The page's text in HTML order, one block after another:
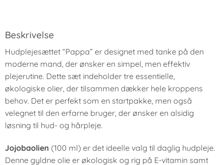
Beskrivelse
Hudplejesættet “Pappa” er designet med tanke på den
moderne mand, der ønsker en simpel, men effektiv
plejerutine. Dette sæt indeholder tre essentielle,
økologiske olier, der tilsammen dækker hele kroppens
behov. Det er perfekt som en startpakke, men også
velegnet til den erfarne bruger, der ønsker en alsidig
løsning til hud- og hårpleje.
Jojobaolien (100 ml) er det ideelle valg til daglig hudpleje.
Denne gyldne olie er økologisk og rig på E-vitamin samt